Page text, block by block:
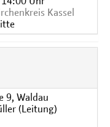
Kassel
9, Waldau
(Leitung)